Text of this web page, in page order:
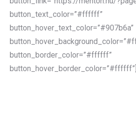
button_text_color=”#ffffff”
button_hover_text_color=”#907b6a”
button_border_color=”#ffffff”
button_hover_border_color=”#ffffff”]